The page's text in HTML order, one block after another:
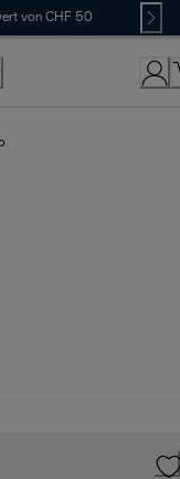
von CHF 50